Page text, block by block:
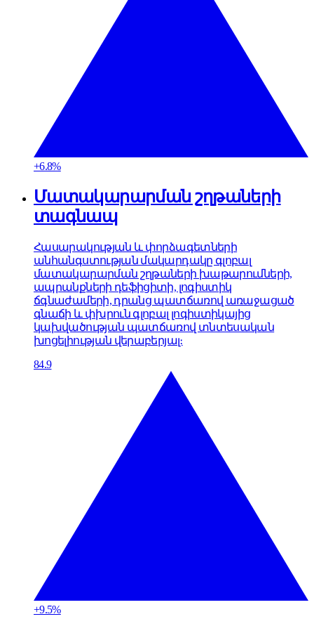
+6.8%
Մատակարարման շղթաների
տագնապ
Հասարակության և փորձագետների
անհանգստության մակարդակը գլոբալ
մատակարարման շղթաների խաթարումների,
ապրանքների դեֆիցիտի, լոգիստիկ
ճգնաժամերի, դրանց պատճառով առաջացած
գնաճի և փխրուն գլոբալ լոգիստիկայից
կախվածության պատճառով տնտեսական
խոցելիության վերաբերյալ։
84.9
+9.5%